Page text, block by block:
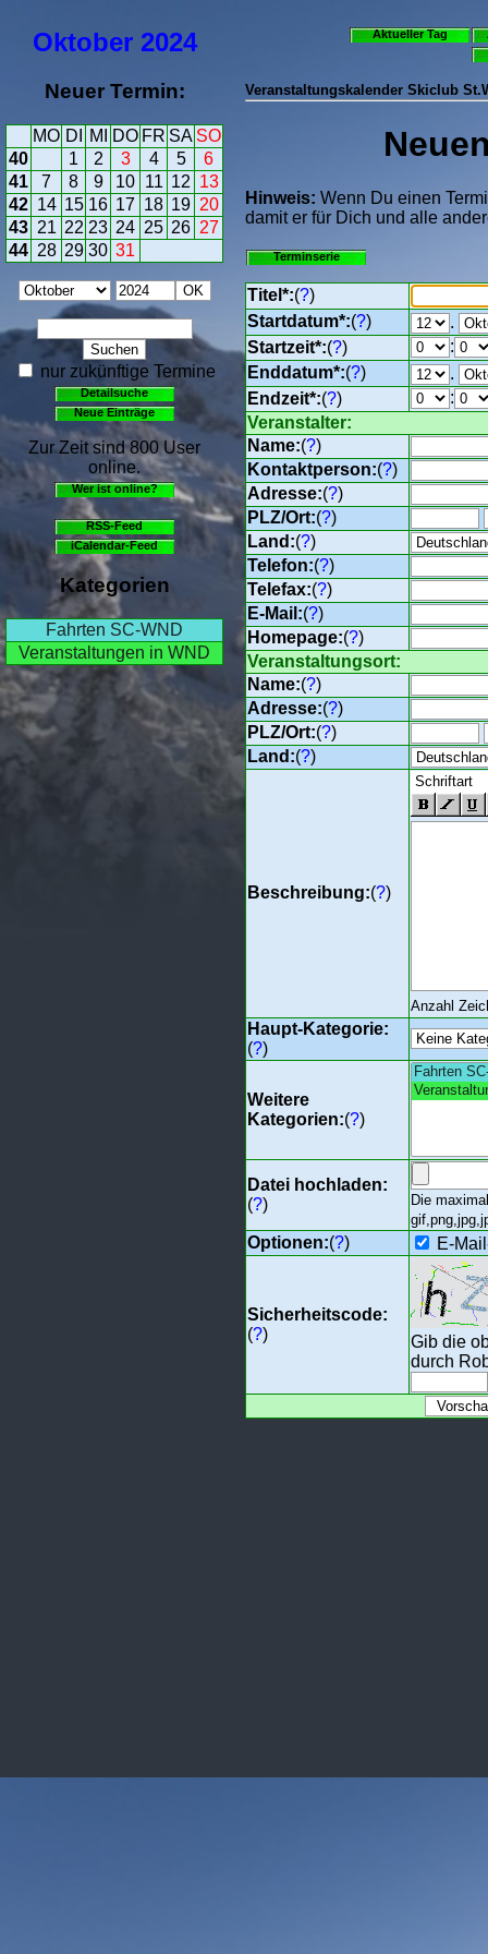
Oktober 2024
Neuer Termin:
MO DI MI DO FR SA SO
40
1 2 3 4 5
6
41
7 8 9 10 11 12 13
42 14 15 16 17 18 19 20
43 21 22 23 24 25 26 27
44 28 29 30 31
nur zukünftige Termine
Detailsuche
Neue Einträge
Zur Zeit sind 800 User
online.
Wer ist online?
RSS-Feed
iCalendar-Feed
Kategorien
Fahrten SC-WND
Veranstaltungen in WND
Aktueller Tag
Veranstaltungskalender Skiclub
Hinweis: Wenn Du einen
damit er für Dich und alle
Terminserie
Titel*:(?)
Startdatum*:(?)
.
Startzeit*:(?)
:
Enddatum*:(?)
.
Endzeit*:(?)
:
Veranstalter:
Name:(?)
Kontaktperson:(?)
Adresse:(?)
PLZ/Ort:(?)
Land:(?)
Telefon:(?)
Telefax:(?)
E-Mail:(?)
Homepage:(?)
Veranstaltungsort:
Name:(?)
Adresse:(?)
PLZ/Ort:(?)
Land:(?)
Beschreibung:(?)
Anzahl
Haupt-Kategorie:
(?)
Weitere
Kategorien:(?)
Datei hochladen:
(?)
Die
Optionen:(?) E-
Sicherheitscode:
(?)
Gib die
durch